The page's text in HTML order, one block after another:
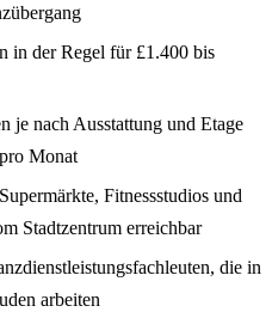
in der Regel für £1.400 bis
je nach Ausstattung und Etage
Monat
Fitnessstudios und
Stadtzentrum erreichbar
die in
arbeiten